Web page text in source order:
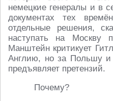
немецкие генералы и в
документах тех
отдельные решения,
наступать на Москву
Манштейн критикует
Англию, но за Польшу и
предъявляет претензий.
Почему?